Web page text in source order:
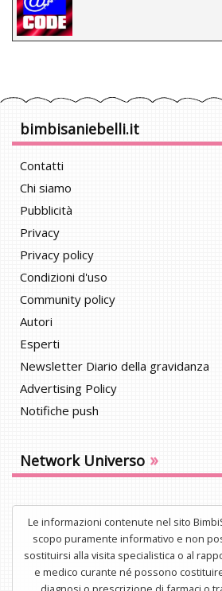
bimbisaniebelli.it
Contatti
Chi siamo
Pubblicità
Privacy
Privacy policy
Condizioni d'uso
Community policy
Autori
Esperti
Newsletter Diario della gravidanza
Advertising Policy
Notifiche push
Network Universo »
Le informazioni contenute nel sito
scopo puramente informativo e non
sostituirsi alla visita specialistica o al
e medico curante né possono